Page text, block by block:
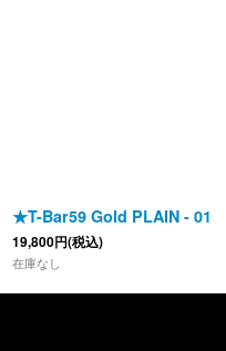
★T-Bar59 Gold PLAIN - 01
19,800円(税込)
在庫なし